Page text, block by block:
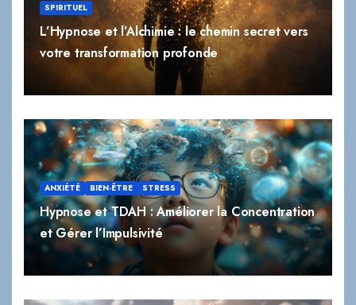
SPIRITUEL
L’Hypnose et l’Alchimie : le chemin secret vers
votre transformation profonde
ANXIÉTÉ BIEN-ÊTRE STRESS
Hypnose et TDAH : Améliorer la Concentration
et Gérer l’Impulsivité